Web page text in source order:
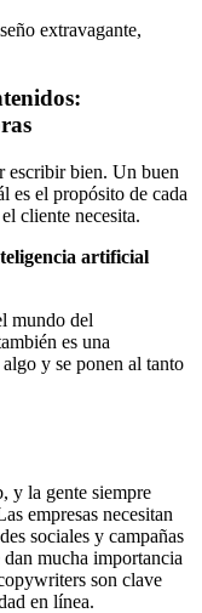
extravagante,
escribir bien. Un buen
es el propósito de cada
cliente necesita.
artificial
mundo del
es una
y se ponen al tanto
y la gente siempre
empresas necesitan
sociales y campañas
mucha importancia
son clave
en línea.